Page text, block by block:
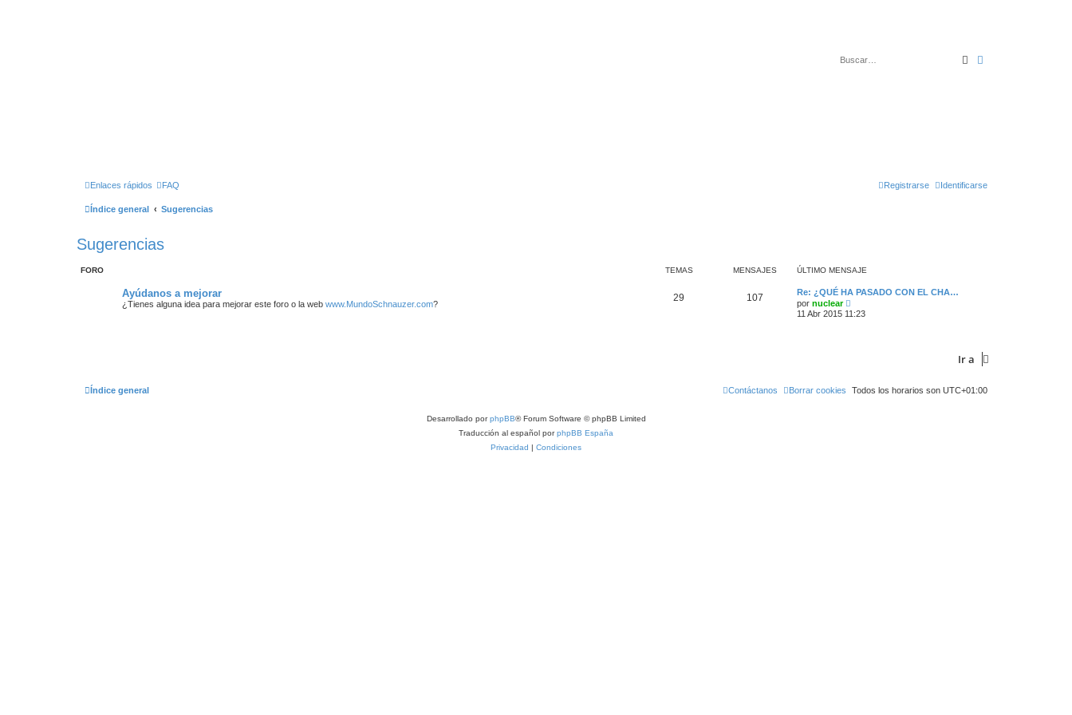
Buscar
Enlaces rápidos FAQ Identificarse
Registrarse
Índice general Sugerencias
Sugerencias
FORO TEMAS MENSAJES ÚLTIMO MENSAJE
Ayúdanos a mejorar
¿Tienes alguna idea para mejorar este foro o la web www.MundoSchnauzer.com?
29 107
Re: ¿QUÉ HA PASADO CON EL CHA…
por nuclear
e
r
m
e
11 Abr 2015 11:23
Ir a
Índice general Todos los horarios son UTC+01:00
Borrar cookies
Contáctanos
Desarrollado porphpBB® Forum Software © phpBB Limited
Traducción al español porphpBB España
Privacidad | Condiciones